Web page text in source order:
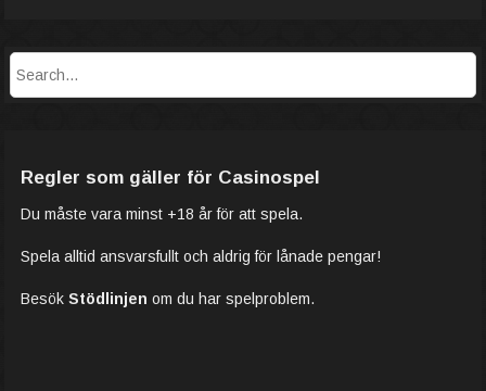
Regler som gäller för Casinospel
Du måste vara minst +18 år för att spela.
Spela alltid ansvarsfullt och aldrig för lånade pengar!
Besök Stödlinjen om du har spelproblem.